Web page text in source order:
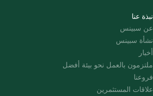
نبذة عنا
عن سبينس
نشأة سبينس
أخبار
ملتزمون بالعمل نحو بيئة أفضل
فروعنا
علاقات المستثمرين